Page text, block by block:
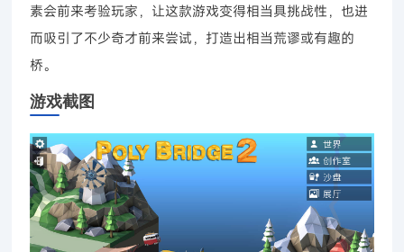
素会前来考验玩家，让这款游戏变得相当具挑战性，也进
而吸引了不少奇才前来尝试，打造出相当荒谬或有趣的
桥。
游戏截图